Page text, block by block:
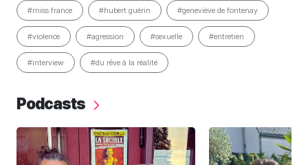
#miss france #hubert guérin #geneviève de fontenay
#violence #agression #sexuelle #entretien
#interview #du rêve à la réalité
Podcasts